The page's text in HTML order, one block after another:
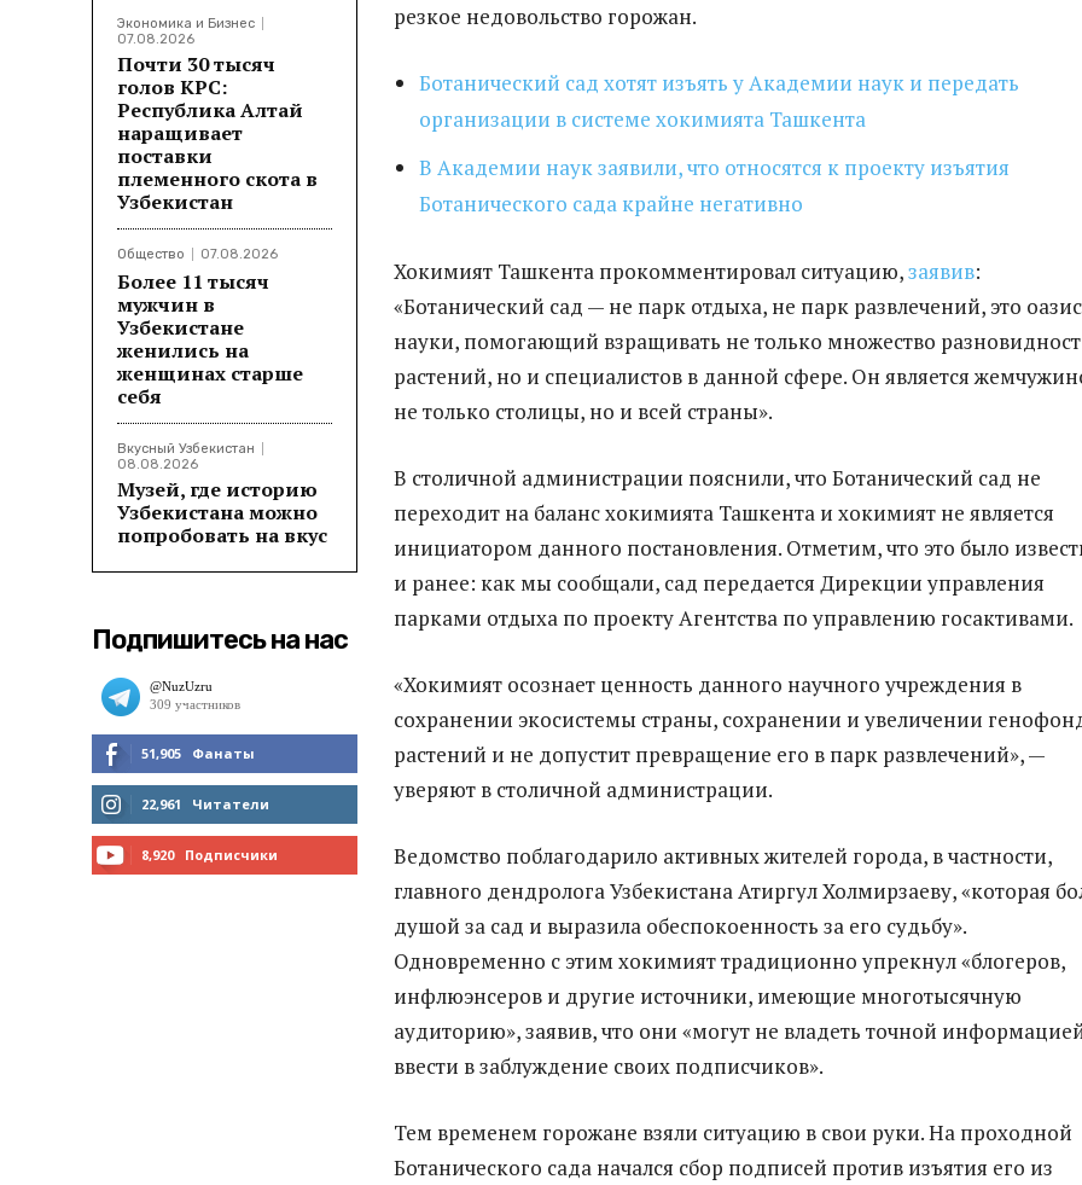
Экономика и Бизнес
07.08.2026
Почти 30 тысяч
голов КРС:
Республика Алтай
наращивает
поставки
племенного скота в
Узбекистан
Общество 07.08.2026
Более 11 тысяч
мужчин в
Узбекистане
женились на
женщинах старше
себя
Вкусный Узбекистан
08.08.2026
Музей, где историю
Узбекистана можно
попробовать на вкус
Подпишитесь на нас
51,905 Фанаты
МНЕ НРАВИТСЯ
22,961 Читатели
8,920 Подписчики
резкое недовольство горожан.
Ботанический сад хотят изъять у Академии наук и передать
организации в системе хокимията Ташкента
В Академии наук заявили, что относятся к проекту изъятия
Ботанического сада крайне негативно
Хокимият Ташкента прокомментировал ситуацию,заявив:
«Ботанический сад — не парк отдыха, не парк развлечений, это оазис
науки, помогающий взращивать не только множество
растений, но и специалистов в данной сфере. Он является
не только столицы, но и всей страны».
В столичной администрации пояснили, что Ботанический сад не
переходит на баланс хокимията Ташкента и хокимият не является
инициатором данного постановления. Отметим, что это было
и ранее: как мы сообщали, сад передается Дирекции управления
парками отдыха по проекту Агентства по управлению госактивами.
«Хокимият осознает ценность данного научного учреждения в
сохранении экосистемы страны, сохранении и увеличении
растений и не допустит превращение его в парк развлечений», —
уверяют в столичной администрации.
Ведомство поблагодарило активных жителей города, в частности,
главного дендролога Узбекистана Атиргул Холмирзаеву, «которая
душой за сад и выразила обеспокоенность за его судьбу».
Одновременно с этим хокимият традиционно упрекнул «блогеров,
инфлюэнсеров и другие источники, имеющие многотысячную
аудиторию», заявив, что они «могут не владеть точной
ввести в заблуждение своих подписчиков».
Тем временем горожане взяли ситуацию в свои руки. На проходной
Ботанического сада начался сбор подписей против изъятия его из